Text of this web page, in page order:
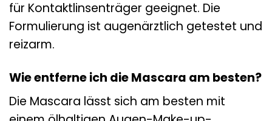
für Kontaktlinsenträger geeignet. Die
Formulierung ist augenärztlich getestet und
reizarm.
Wie entferne ich die Mascara am besten?
Die Mascara lässt sich am besten mit